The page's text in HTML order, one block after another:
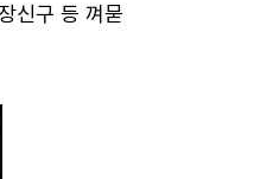
신구 등 껴묻